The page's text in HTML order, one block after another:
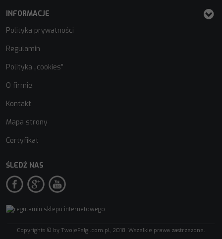
INFORMACJE
Polityka prywatności
Regulamin
Polityka „cookies”
O firmie
Kontakt
Mapa strony
Certyfikat
ŚLEDŹ NAS
Copyrights © by TwojeFelgi.com.pl, 2018. Wszelkie prawa zastrzeżone.